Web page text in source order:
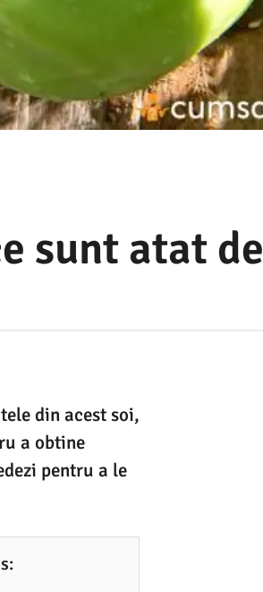
sunt atat de
din acest soi,
a obtine
pentru a le